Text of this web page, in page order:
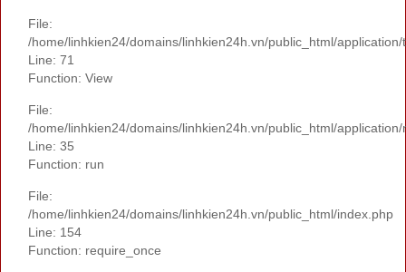
File:
/home/linhkien24/domains/linhkien24h.vn/public_html/
Line: 71
Function: View
File:
/home/linhkien24/domains/linhkien24h.vn/public_html/
Line: 35
Function: run
File:
/home/linhkien24/domains/linhkien24h.vn/public_html/index.php
Line: 154
Function: require_once